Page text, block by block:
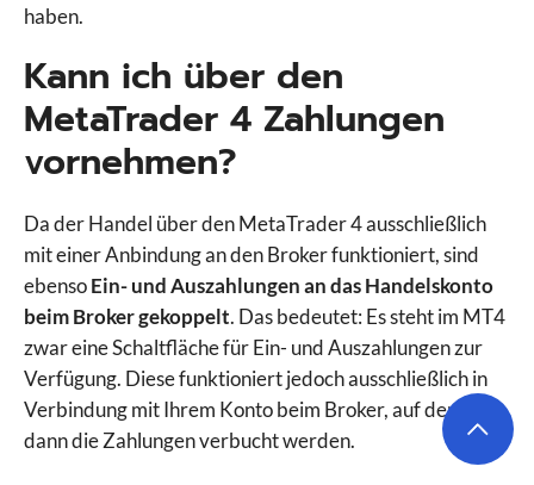
haben.
Kann ich über den
MetaTrader 4 Zahlungen
vornehmen?
Da der Handel über den MetaTrader 4 ausschließlich
mit einer Anbindung an den Broker funktioniert, sind
ebensoEin- und Auszahlungen an das Handelskonto
beim Broker gekoppelt. Das bedeutet: Es steht im MT4
zwar eine Schaltfläche für Ein- und Auszahlungen zur
Verfügung. Diese funktioniert jedoch ausschließlich in
Verbindung mit Ihrem Konto beim Broker, auf dem
dann die Zahlungen verbucht werden.